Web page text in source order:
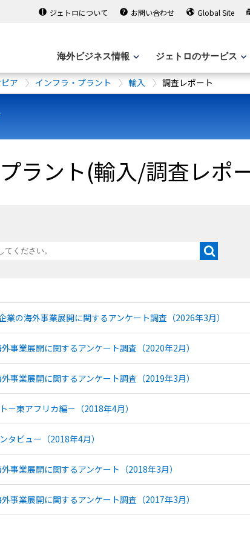
ジェトロについて お問い合わせ Global Site
海外ビジネス情報 ジェトロのサービス
ア インフラ・プラント 輸入 調査レポート
ラント(輸入/調査レポ
業の海外事業展開に関するアンケート調査（2026年3月）
事業展開に関するアンケート調査（2020年2月）
事業展開に関するアンケート調査（2019年3月）
－東アフリカ編－（2018年4月）
タビュー（2018年4月）
事業展開に関するアンケート（2018年3月）
事業展開に関するアンケート調査（2017年3月）